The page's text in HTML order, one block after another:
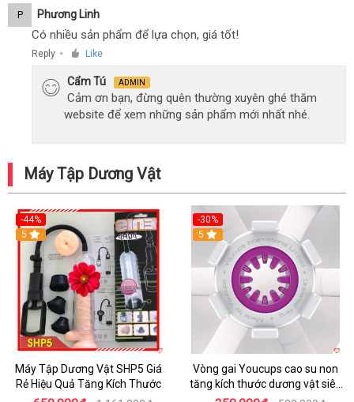
P Phương Linh
Có nhiều sản phẩm để lựa chọn, giá tốt!
Reply ● Like
Cẩm Tú ADMIN
Cảm ơn bạn, đừng quên thường xuyên ghé thăm
website để xem những sản phẩm mới nhất nhé.
Máy Tập Dương Vật
-44%
5
Máy Tập Dương Vật SHP5 Giá
Rẻ Hiệu Quả Tăng Kích Thước
-30%
5
Vòng gai Youcups cao su non
tăng kích thước dương vật siêu
kích thích